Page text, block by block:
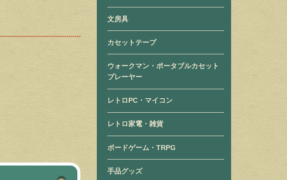
文房具
カセットテープ
ウォークマン・ポータブルカセット
プレーヤー
レトロPC・マイコン
レトロ家電・雑貨
ボードゲーム・TRPG
手品グッズ